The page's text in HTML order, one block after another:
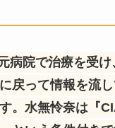
病院で治療を受
戻って情報を流し
。水無怜奈は『